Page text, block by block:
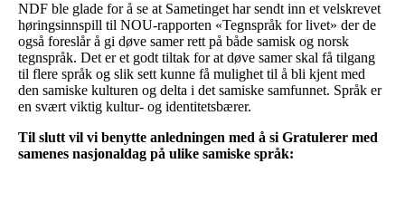
NDF ble glade for å se at Sametinget har sendt inn et velskrevet
høringsinnspill til NOU-rapporten «Tegnspråk for livet» der de
også foreslår å gi døve samer rett på både samisk og norsk
tegnspråk. Det er et godt tiltak for at døve samer skal få tilgang
til flere språk og slik sett kunne få mulighet til å bli kjent med
den samiske kulturen og delta i det samiske samfunnet. Språk er
en svært viktig kultur- og identitetsbærer.
Til slutt vil vi benytte anledningen med å si Gratulerer med
samenes nasjonaldag på ulike samiske språk: